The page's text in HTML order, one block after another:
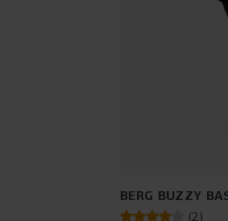
BERG BUZZY
(2)